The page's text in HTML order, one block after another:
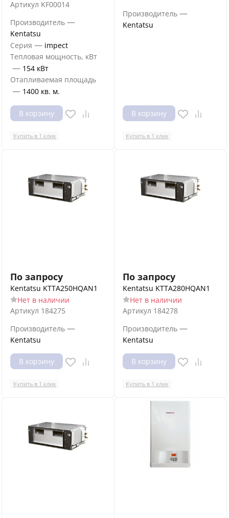
Артикул KF00014
Производитель —
Kentatsu
Серия — impect
Тепловая мощность, кВт
— 154 кВт
Отапливаемая площадь
— 1400 кв. м.
В корзину
Купить в 1 клик
Производитель —
Kentatsu
В корзину
Купить в 1 клик
По запросу
Kentatsu KTTA250HQAN1
Нет в наличии
Артикул 184275
Производитель —
Kentatsu
В корзину
Купить в 1 клик
По запросу
Kentatsu KTTA280HQAN1
Нет в наличии
Артикул 184278
Производитель —
Kentatsu
В корзину
Купить в 1 клик